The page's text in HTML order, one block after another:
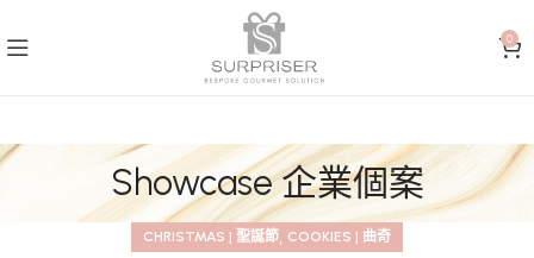
0
Showcase 企業個案
CHRISTMAS | 聖誕節, COOKIES | 曲奇